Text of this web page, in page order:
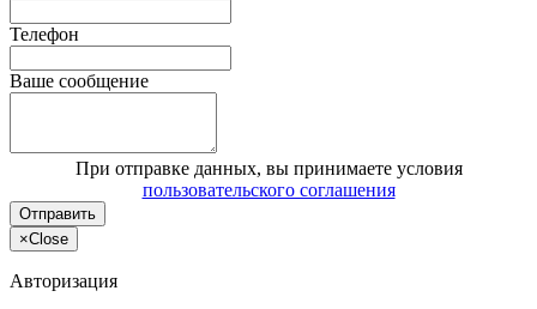
Телефон
Ваше сообщение
При отправке данных, вы принимаете условия
пользовательского соглашения
Отправить
×Close
Авторизация